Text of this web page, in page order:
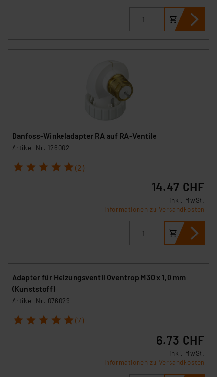
Danfoss-Winkeladapter RA auf RA-Ventile
Artikel-Nr. 126002
1 2 3 4 5 (2)
14.47 CHF
inkl. MwSt.
Informationen zu Versandkosten
Adapter für Heizungsventil Oventrop M30 x 1,0 mm
(Kunststoff)
Artikel-Nr. 076029
1 2 3 4 5 (7)
6.73 CHF
inkl. MwSt.
Informationen zu Versandkosten